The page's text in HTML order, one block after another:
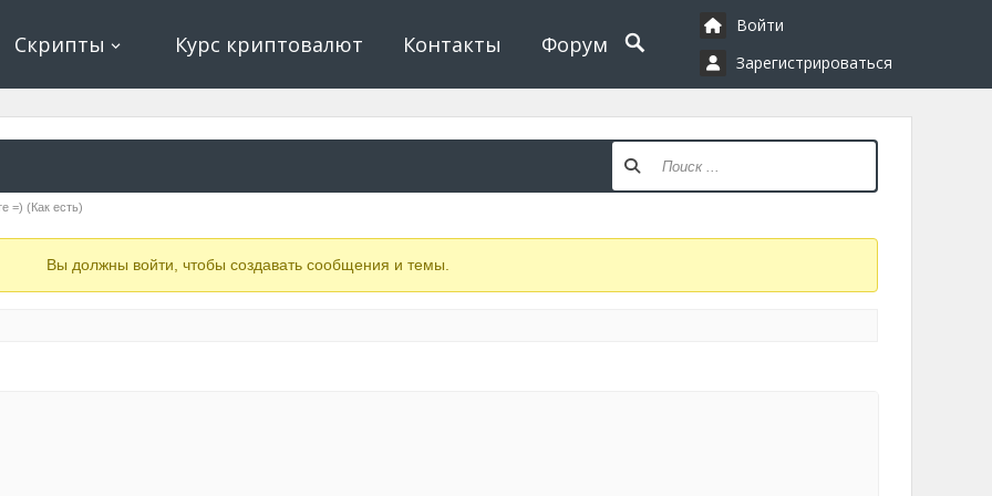
криптовалюта
криптовалюта и майнинг, экономические игры
Скрипты Курс криптовалют Контакты Форум
Войти
Зарегистрироваться
=) (Как есть)
Вы должны войти, чтобы создавать сообщения и темы.